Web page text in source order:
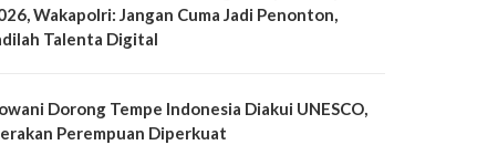
Wakapolri: Jangan Cuma Jadi Penonton,
Talenta Digital
Dorong Tempe Indonesia Diakui UNESCO,
Perempuan Diperkuat